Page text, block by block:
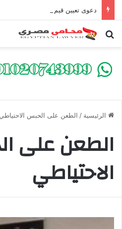
بحث عن
الرئيسية / الطعن على الحبس الاحتياطي
الطعن على
الاحتياطي